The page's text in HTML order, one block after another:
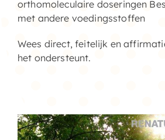
orthomoleculaire doseringen
met andere voedingsstoffen
Wees direct, feitelijk en
het ondersteunt.